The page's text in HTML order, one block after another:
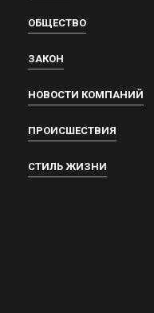
ОБЩЕСТВО
ЗАКОН
НОВОСТИ КОМПАНИЙ
ПРОИСШЕСТВИЯ
СТИЛЬ ЖИЗНИ